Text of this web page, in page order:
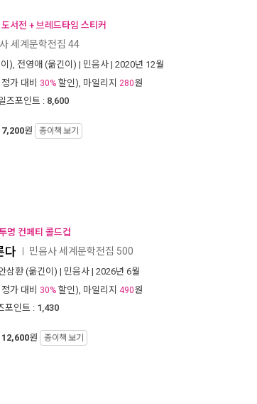
서전 + 브레드타임 스티커
세계문학전집 44
), 전영애 (옮긴이) | 민음사 | 2020년 12월
가 대비 30% 할인), 마일리지 280원
즈포인트 : 8,600
7,200원 종이책 보기
명 컨페티 콜드컵
다 민음사 세계문학전집 500
삼환(옮긴이) | 민음사 | 2026년 6월
가 대비 30% 할인), 마일리지 490원
포인트 : 1,430
12,600원 종이책 보기